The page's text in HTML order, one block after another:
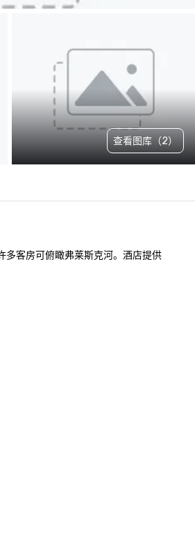
查看图库（2）
多客房可俯瞰弗莱斯克河。酒店提供